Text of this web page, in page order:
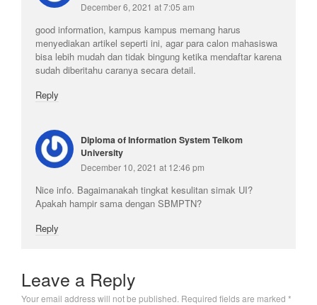
December 6, 2021 at 7:05 am
good information, kampus kampus memang harus
menyediakan artikel seperti ini, agar para calon mahasiswa
bisa lebih mudah dan tidak bingung ketika mendaftar karena
sudah diberitahu caranya secara detail.
Reply
Diploma of Information System Telkom
University
December 10, 2021 at 12:46 pm
Nice info. Bagaimanakah tingkat kesulitan simak UI?
Apakah hampir sama dengan SBMPTN?
Reply
Leave a Reply
Your email address will not be published. Required fields are marked *